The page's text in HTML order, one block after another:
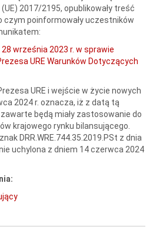
2017/2195, opublikowały treść
czym poinformowały uczestników
września 2023 r. w sprawie
URE Warunków Dotyczących
URE i wejście w życie nowych
2024 r. oznacza, iż z datą tą
będą miały zastosowanie do
krajowego rynku bilansującego.
DRR.WRE.744.35.2019.PSt z dnia
uchylona z dniem 14 czerwca 2024